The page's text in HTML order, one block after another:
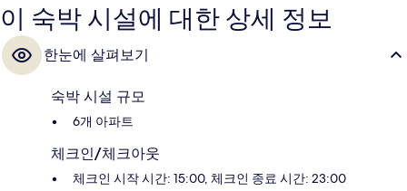
이 숙박 시설에 대한 상세 정보
한눈에 살펴보기
숙박 시설 규모
6개 아파트
체크인/체크아웃
체크인 시작 시간: 15:00, 체크인 종료 시간: 23:00